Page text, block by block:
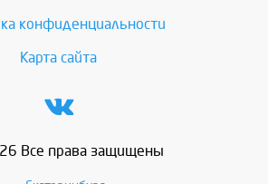
конфиденциальности
Карта сайта
Все права защищены